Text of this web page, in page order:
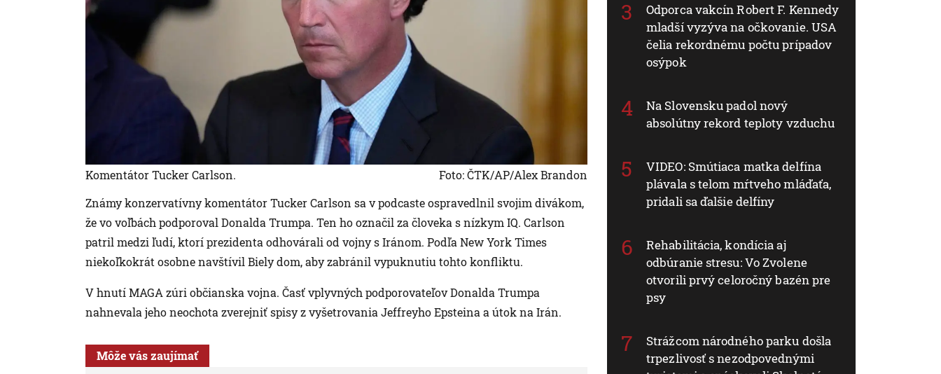
Komentátor Tucker Carlson.
Foto: ČTK/AP/Alex Brandon
Známy konzervatívny komentátor Tucker Carlson sa v podcaste ospravedlnil svojim divákom,
že vo voľbách podporoval Donalda Trumpa. Ten ho označil za človeka s nízkym IQ. Carlson
patril medzi ľudí, ktorí prezidenta odhovárali od vojny s Iránom. Podľa New York Times
niekoľkokrát osobne navštívil Biely dom, aby zabránil vypuknutiu tohto konfliktu.
V hnutí MAGA zúri občianska vojna. Časť vplyvných podporovateľov Donalda Trumpa
nahnevala jeho neochota zverejniť spisy z vyšetrovania Jeffreyho Epsteina a útok na Irán.
Môže vás zaujímať
Odporca vakcín Robert F. Kennedy
mladší vyzýva na očkovanie. USA
čelia rekordnému počtu prípadov
osýpok
Na Slovensku padol nový
absolútny rekord teploty vzduchu
VIDEO: Smútiaca matka delfína
plávala s telom mŕtveho mláďaťa,
pridali sa ďalšie delfíny
Rehabilitácia, kondícia aj
odbúranie stresu: Vo Zvolene
otvorili prvý celoročný bazén pre
psy
Strážcom národného parku došla
trpezlivosť s nezodpovednými